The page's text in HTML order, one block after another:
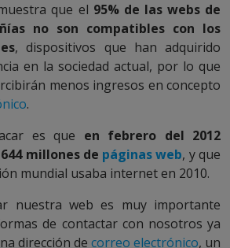
que el 95% de las webs de
no son compatibles con los
, dispositivos que han adquirido
en la sociedad actual, por lo que
menos ingresos en concepto
.
es que en febrero del 2012
millones de páginas web, y que
mundial usaba internet en 2010.
nuestra web es muy importante
de contactar con nosotros ya
dirección de correo electrónico, un